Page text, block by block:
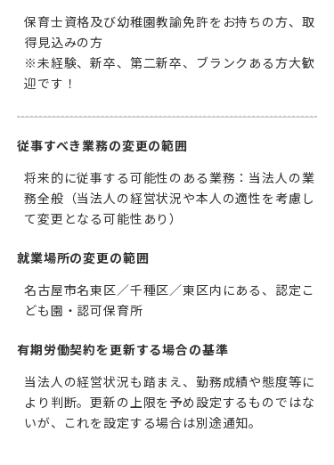
保育士資格及び幼稚園教諭免許をお持ちの方、取
得見込みの方
※未経験、新卒、第二新卒、ブランクある方大歓
迎です！
従事すべき業務の変更の範囲
将来的に従事する可能性のある業務：当法人の業
務全般（当法人の経営状況や本人の適性を考慮し
て変更となる可能性あり）
就業場所の変更の範囲
名古屋市名東区／千種区／東区内にある、認定こ
ども園・認可保育所
有期労働契約を更新する場合の基準
当法人の経営状況も踏まえ、勤務成績や態度等に
より判断。更新の上限を予め設定するものではな
いが、これを設定する場合は別途通知。